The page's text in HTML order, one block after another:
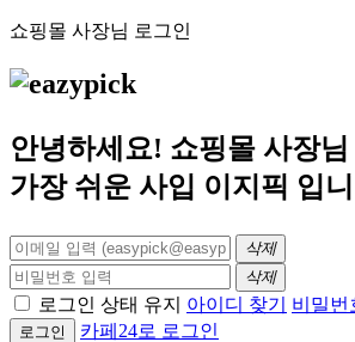
쇼핑몰 사장님 로그인
안녕하세요! 쇼핑몰 사장님
가장 쉬운 사입 이지픽 입
삭제
삭제
로그인 상태 유지 아이디 찾기 비밀번
로그인 카페24로 로그인